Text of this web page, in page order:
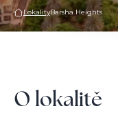
LokalityBarsha Heights
O lokalitě